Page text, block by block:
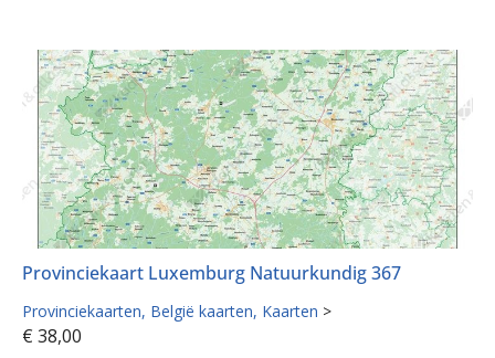
Provinciekaart Luxemburg Natuurkundig 367
Provinciekaarten België kaarten Kaarten >
€ 38,00